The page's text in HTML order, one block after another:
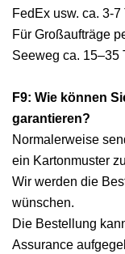
FedEx usw. ca. 3-7
Für Großaufträge
Seeweg ca. 15–35
F9: Wie können
garantieren?
Normalerweise
ein Kartonmuster
Wir werden die
wünschen.
Die Bestellung
Assurance